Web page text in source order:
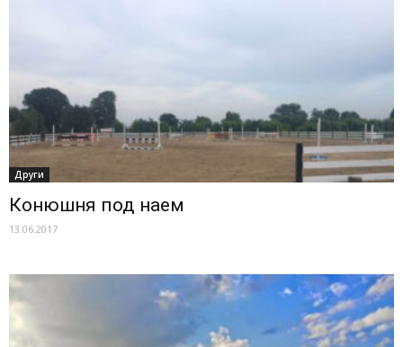
Други
Конюшня под наем
13.06.2017